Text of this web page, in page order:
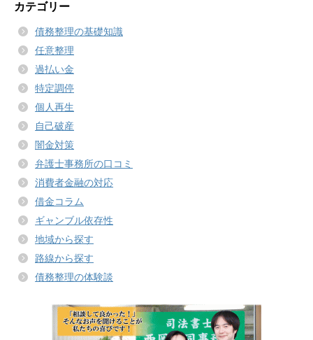
カテゴリー
債務整理の基礎知識
任意整理
過払い金
特定調停
個人再生
自己破産
闇金対策
弁護士事務所の口コミ
消費者金融の対応
借金コラム
ギャンブル依存性
地域から探す
路線から探す
債務整理の体験談